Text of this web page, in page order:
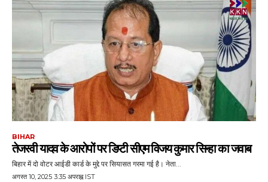
BIHAR
तेजस्वी यादव के आरोपों पर डिप्टी सीएम विजय कुमार सिन्हा का जवाब
बिहार में दो वोटर आईडी कार्ड के मुद्दे पर सियासत गरमा गई है। नेता...
अगस्त 10, 2025 3:35 अपराह्न IST